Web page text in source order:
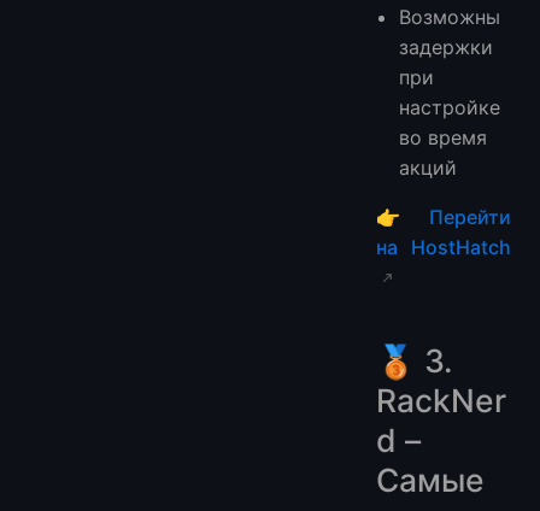
Возможны
задержки
при
настройке
во время
акций
👉 Перейти
на HostHatch
🥉 3.
RackNer
d –
Самые